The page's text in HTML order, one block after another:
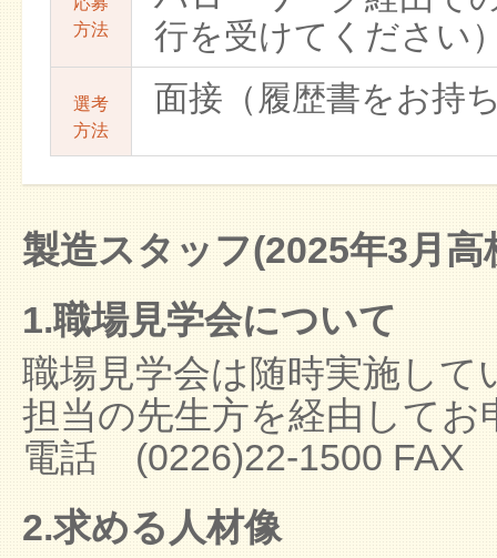
方法
行を受けてください
選考
方法
面接（履歴書をお持
製造スタッフ(2025年3月
1.職場見学会について
職場見学会は随時実施し
担当の先生方を経由してお
電話 (0226)22-1500
2.求める人材像